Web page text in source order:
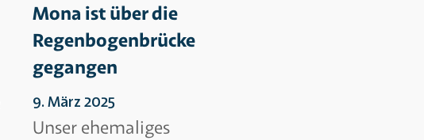
Mona ist über die
Regenbogenbrücke
gegangen
9. März 2025
Unser ehemaliges